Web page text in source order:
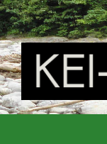
Ga
naar
de
inhoud